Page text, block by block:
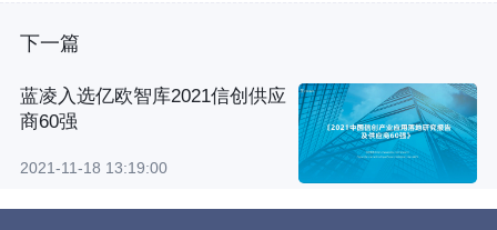
下一篇
蓝凌入选亿欧智库2021信创供应
商60强
2021-11-18 13:19:00